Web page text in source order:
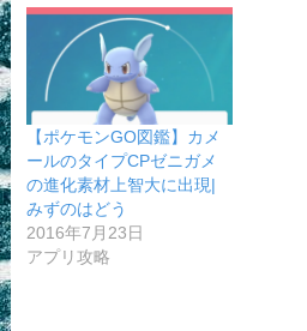
【ポケモンGO図鑑】カメ
ールのタイプCPゼニガメ
の進化素材上智大に出現|
みずのはどう
2016年7月23日
アプリ攻略